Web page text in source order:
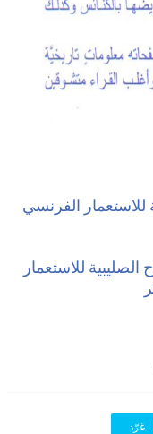
للاستعمار الفرنسي
للاستعمار
غرّد